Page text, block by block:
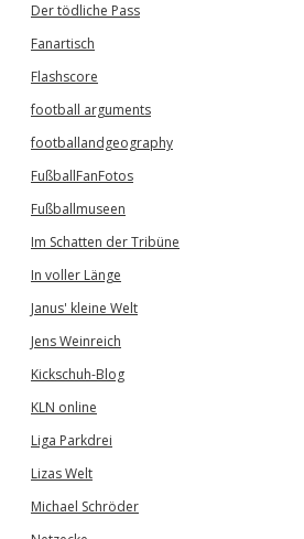
Der tödliche Pass
Fanartisch
Flashscore
football arguments
footballandgeography
FußballFanFotos
Fußballmuseen
Im Schatten der Tribüne
In voller Länge
Janus' kleine Welt
Jens Weinreich
Kickschuh-Blog
KLN online
Liga Parkdrei
Lizas Welt
Michael Schröder